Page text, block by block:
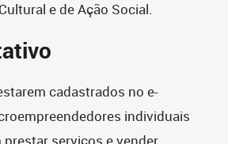
e de Ação Social.
cadastrados no e-
individuais